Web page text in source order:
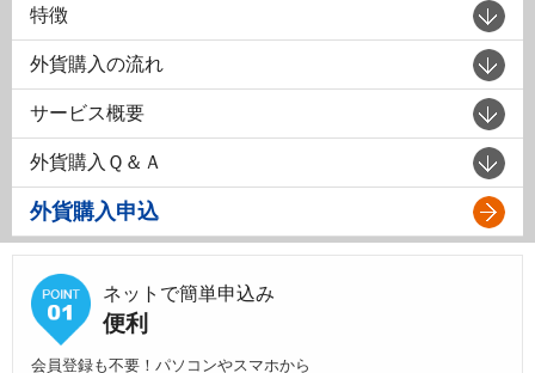
特徴
外貨購入の流れ
サービス概要
外貨購入Ｑ＆Ａ
外貨購入申込
ネットで簡単申込み
便利
会員登録も不要！パソコンやスマホから